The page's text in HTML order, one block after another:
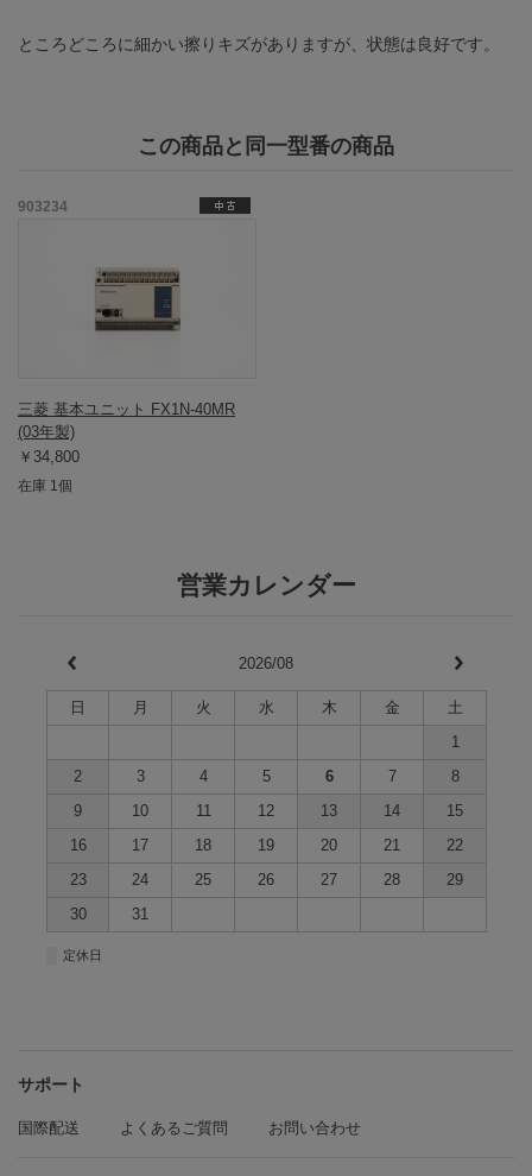
ところどころに細かい擦りキズがありますが、状態は良好です。
この商品と同一型番の商品
903234
三菱 基本ユニット FX1N-40MR
(03年製)
￥34,800
在庫 1個
営業カレンダー
2026/08
日 月 火 水 木 金
土
1
2
3 4 5 6 7
8
9
10 11 12 13 14
15
16
17 18 19 20 21
22
23
24 25 26 27 28
29
30
31
定休日
サポート
国際配送 よくあるご質問 お問い合わせ